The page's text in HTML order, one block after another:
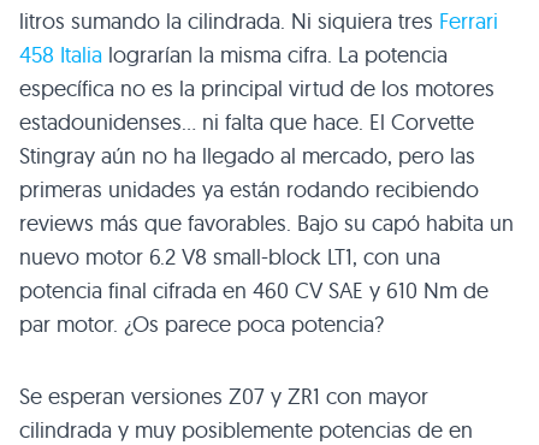
litros sumando la cilindrada. Ni siquiera tres Ferrari
458 Italia lograrían la misma cifra. La potencia
específica no es la principal virtud de los motores
estadounidenses… ni falta que hace. El Corvette
Stingray aún no ha llegado al mercado, pero las
primeras unidades ya están rodando recibiendo
reviews más que favorables. Bajo su capó habita un
nuevo motor 6.2 V8 small-block LT1, con una
potencia final cifrada en 460 CV SAE y 610 Nm de
par motor. ¿Os parece poca potencia?
Se esperan versiones Z07 y ZR1 con mayor
cilindrada y muy posiblemente potencias de en